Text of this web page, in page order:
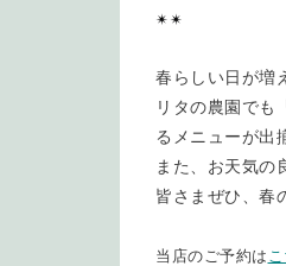
✴︎ ✴︎
春らしい日が増
リタの農園でも
るメニューが出
また、お天気の
皆さまぜひ、春
当店のご予約は